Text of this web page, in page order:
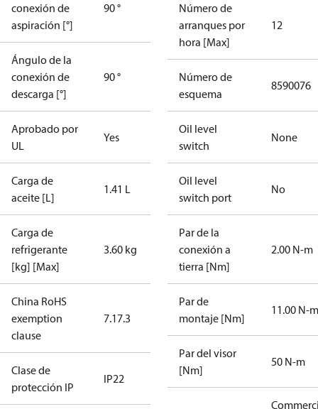
conexión de
aspiración [°]
90 °
Ángulo de la
conexión de
descarga [°]
90 °
Aprobado por
UL
Yes
Carga de
aceite [L]
1.41 L
Carga de
refrigerante
[kg] [Max]
3.60 kg
China RoHS
exemption
clause
7.17.3
Clase de
protección IP
IP22
Número de
arranques por
hora [Max]
12
Número de
esquema
8590076
Oil level
switch
None
Oil level
switch port
No
Par de la
conexión a
tierra [Nm]
2.00 N-m
Par de
montaje [Nm]
11.00 N-m
Par del visor
[Nm]
50 N-m